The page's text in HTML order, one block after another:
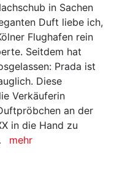
in Sachen
Duft liebe ich,
Flughafen rein
Seitdem hat
Prada ist
Diese
Verkäuferin
an der
in die Hand zu
mehr